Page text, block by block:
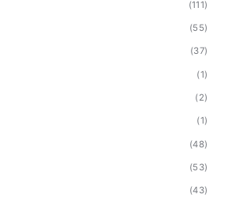
(111)
(55)
(37)
(1)
(2)
(1)
(48)
(53)
(43)